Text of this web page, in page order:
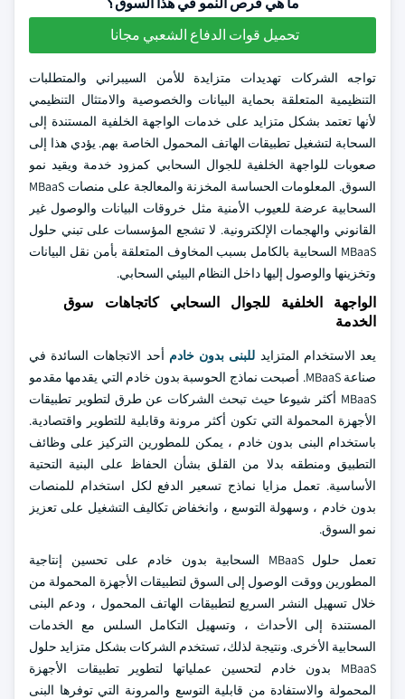
تحميل قوات الدفاع الشعبي مجانا
تواجه الشركات تهديدات متزايدة للأمن السيبراني والمتطلبات
التنظيمية المتعلقة بحماية البيانات والخصوصية والامتثال التنظيمي
لأنها تعتمد بشكل متزايد على خدمات الواجهة الخلفية المستندة إلى
السحابة لتشغيل تطبيقات الهاتف المحمول الخاصة بهم. يؤدي هذا إلى
صعوبات للواجهة الخلفية للجوال السحابي كمزود خدمة ويقيد نمو
السوق. المعلومات الحساسة المخزنة والمعالجة على منصات MBaaS
السحابية عرضة للعيوب الأمنية مثل خروقات البيانات والوصول غير
القانوني والهجمات الإلكترونية. لا تشجع المؤسسات على تبني حلول
MBaaS السحابية بالكامل بسبب المخاوف المتعلقة بأمن نقل البيانات
وتخزينها والوصول إليها داخل النظام البيئي السحابي.
الواجهة الخلفية للجوال السحابي كاتجاهات سوق
الخدمة
يعد الاستخدام المتزايد للبنى بدون خادم أحد الاتجاهات السائدة في
صناعة MBaaS. أصبحت نماذج الحوسبة بدون خادم التي يقدمها مقدمو
MBaaS أكثر شيوعا حيث تبحث الشركات عن طرق لتطوير تطبيقات
الأجهزة المحمولة التي تكون أكثر مرونة وقابلية للتطوير واقتصادية.
باستخدام البنى بدون خادم ، يمكن للمطورين التركيز على وظائف
التطبيق ومنطقه بدلا من القلق بشأن الحفاظ على البنية التحتية
الأساسية. تعمل مزايا نماذج تسعير الدفع لكل استخدام للمنصات
بدون خادم ، وسهولة التوسع ، وانخفاض تكاليف التشغيل على تعزيز
نمو السوق.
تعمل حلول MBaaS السحابية بدون خادم على تحسين إنتاجية
المطورين ووقت الوصول إلى السوق لتطبيقات الأجهزة المحمولة من
خلال تسهيل النشر السريع لتطبيقات الهاتف المحمول ، ودعم البنى
المستندة إلى الأحداث ، وتسهيل التكامل السلس مع الخدمات
السحابية الأخرى. ونتيجة لذلك، تستخدم الشركات بشكل متزايد حلول
MBaaS بدون خادم لتحسين عملياتها لتطوير تطبيقات الأجهزة
المحمولة والاستفادة من قابلية التوسع والمرونة التي توفرها البنى